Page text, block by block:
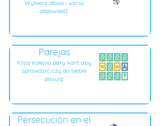
Wybierz słowo i wpisz
odpowiedź.
Parejas
Klijaj kolejno pary kart, aby
sprawdzić, czy do siebie
pasują.
Persecución en el